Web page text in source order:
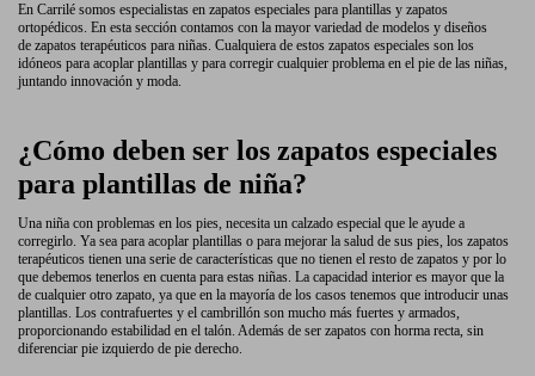
En Carrilé somos especialistas en zapatos especiales para plantillas y zapatos
ortopédicos. En esta sección contamos con la mayor variedad de modelos y diseños
de zapatos terapéuticos para niñas. Cualquiera de estos zapatos especiales son los
idóneos para acoplar plantillas y para corregir cualquier problema en el pie de las niñas,
juntando innovación y moda.
¿Cómo deben ser los zapatos especiales
para plantillas de niña?
Una niña con problemas en los pies, necesita un calzado especial que le ayude a
corregirlo. Ya sea para acoplar plantillas o para mejorar la salud de sus pies, los zapatos
terapéuticos tienen una serie de características que no tienen el resto de zapatos y por lo
que debemos tenerlos en cuenta para estas niñas. La capacidad interior es mayor que la
de cualquier otro zapato, ya que en la mayoría de los casos tenemos que introducir unas
plantillas. Los contrafuertes y el cambrillón son mucho más fuertes y armados,
proporcionando estabilidad en el talón. Además de ser zapatos con horma recta, sin
diferenciar pie izquierdo de pie derecho.